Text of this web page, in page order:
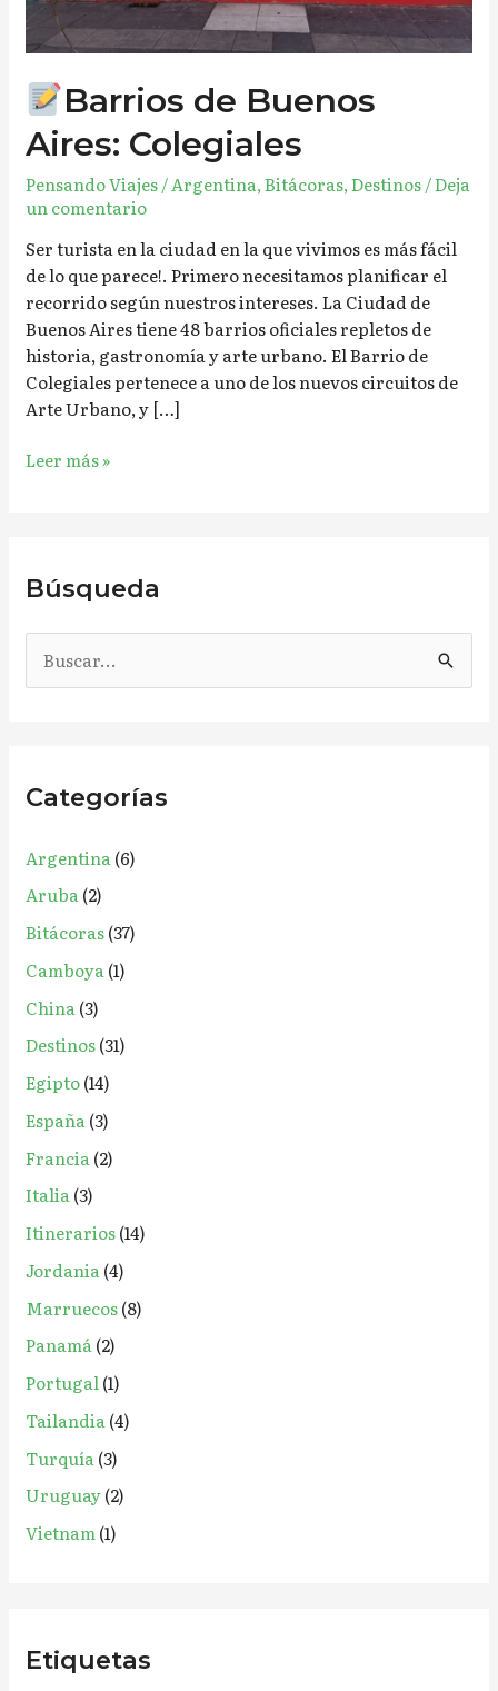
Barrios de Buenos
Aires: Colegiales
Pensando Viajes/Argentina,Bitácoras,Destinos/Deja
un comentario
Ser turista en la ciudad en la que vivimos es más fácil
de lo que parece!. Primero necesitamos planificar el
recorrido según nuestros intereses. La Ciudad de
Buenos Aires tiene 48 barrios oficiales repletos de
historia, gastronomía y arte urbano. El Barrio de
Colegiales pertenece a uno de los nuevos circuitos de
Arte Urbano, y […]
Leer más »
Búsqueda
u
a
p
o
r
:
Categorías
Argentina(6)
Aruba(2)
Bitácoras(37)
Camboya(1)
China(3)
Destinos(31)
Egipto(14)
España(3)
Francia(2)
Italia(3)
Itinerarios(14)
Jordania(4)
Marruecos(8)
Panamá(2)
Portugal(1)
Tailandia(4)
Turquía(3)
Uruguay(2)
Vietnam(1)
Etiquetas